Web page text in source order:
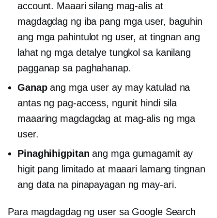
account. Maaari silang mag-alis at
magdagdag ng iba pang mga user, baguhin
ang mga pahintulot ng user, at tingnan ang
lahat ng mga detalye tungkol sa kanilang
pagganap sa paghahanap.
Ganapang mga user ay may katulad na
antas ng pag-access, ngunit hindi sila
maaaring magdagdag at mag-alis ng mga
user.
Pinaghihigpitan ang mga gumagamit ay
higit pang limitado at maaari lamang tingnan
ang data na pinapayagan ng may-ari.
Para magdagdag ng user sa Google Search